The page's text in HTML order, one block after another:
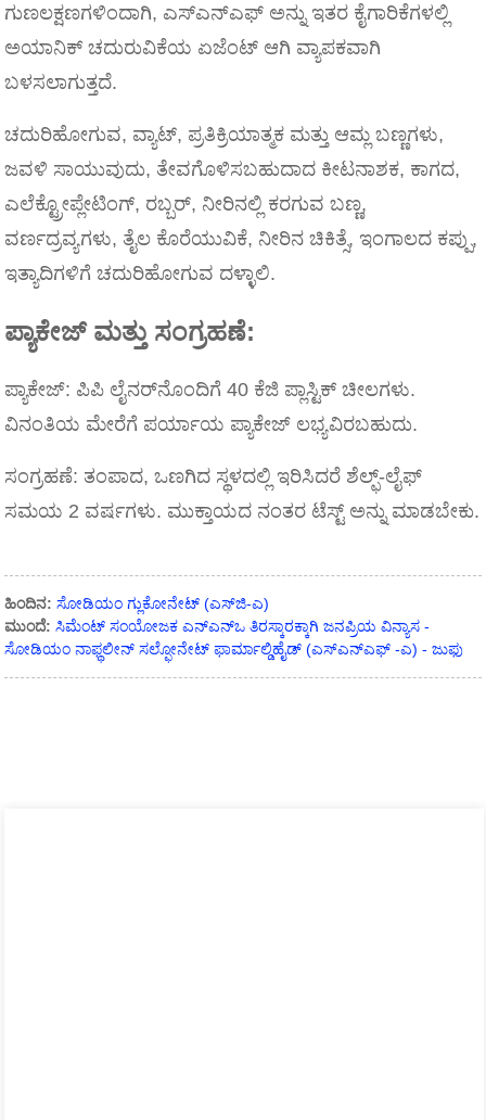
ಗುಣಲಕ್ಷಣಗಳಿಂದಾಗಿ, ಎಸ್‌ಎನ್‌ಎಫ್ ಅನ್ನು ಇತರ ಕೈಗಾರಿಕೆಗಳಲ್ಲಿ
ಅಯಾನಿಕ್ ಚದುರುವಿಕೆಯ ಏಜೆಂಟ್ ಆಗಿ ವ್ಯಾಪಕವಾಗಿ
ಬಳಸಲಾಗುತ್ತದೆ.
ಚದುರಿಹೋಗುವ, ವ್ಯಾಟ್, ಪ್ರತಿಕ್ರಿಯಾತ್ಮಕ ಮತ್ತು ಆಮ್ಲ ಬಣ್ಣಗಳು,
ಜವಳಿ ಸಾಯುವುದು, ತೇವಗೊಳಿಸಬಹುದಾದ ಕೀಟನಾಶಕ, ಕಾಗದ,
ಎಲೆಕ್ಟ್ರೋಪ್ಲೇಟಿಂಗ್, ರಬ್ಬರ್, ನೀರಿನಲ್ಲಿ ಕರಗುವ ಬಣ್ಣ,
ವರ್ಣದ್ರವ್ಯಗಳು, ತೈಲ ಕೊರೆಯುವಿಕೆ, ನೀರಿನ ಚಿಕಿತ್ಸೆ, ಇಂಗಾಲದ ಕಪ್ಪು,
ಇತ್ಯಾದಿಗಳಿಗೆ ಚದುರಿಹೋಗುವ ದಳ್ಳಾಲಿ.
ಪ್ಯಾಕೇಜ್ ಮತ್ತು ಸಂಗ್ರಹಣೆ:
ಪ್ಯಾಕೇಜ್: ಪಿಪಿ ಲೈನರ್‌ನೊಂದಿಗೆ 40 ಕೆಜಿ ಪ್ಲಾಸ್ಟಿಕ್ ಚೀಲಗಳು.
ವಿನಂತಿಯ ಮೇರೆಗೆ ಪರ್ಯಾಯ ಪ್ಯಾಕೇಜ್ ಲಭ್ಯವಿರಬಹುದು.
ಸಂಗ್ರಹಣೆ: ತಂಪಾದ, ಒಣಗಿದ ಸ್ಥಳದಲ್ಲಿ ಇರಿಸಿದರೆ ಶೆಲ್ಫ್-ಲೈಫ್
ಸಮಯ 2 ವರ್ಷಗಳು. ಮುಕ್ತಾಯದ ನಂತರ ಟೆಸ್ಟ್ ಅನ್ನು ಮಾಡಬೇಕು.
ಹಿಂದಿನ: ಸೋಡಿಯಂ ಗ್ಲುಕೋನೇಟ್ (ಎಸ್‌ಜಿ-ಎ)
ಮುಂದೆ: ಸಿಮೆಂಟ್ ಸಂಯೋಜಕ ಎನ್‌ಎನ್‌ಒ ತಿರಸ್ಕಾರಕ್ಕಾಗಿ ಜನಪ್ರಿಯ ವಿನ್ಯಾಸ -
ಸೋಡಿಯಂ ನಾಫ್ಥಲೀನ್ ಸಲ್ಫೋನೇಟ್ ಫಾರ್ಮಾಲ್ಡಿಹೈಡ್ (ಎಸ್‌ಎನ್‌ಎಫ್ -ಎ) - ಜುಫು